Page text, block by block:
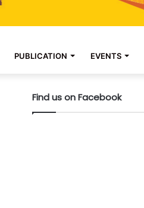
PUBLICATION EVENTS
Find us on Facebook